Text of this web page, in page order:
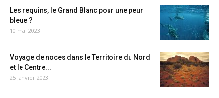
Les requins, le Grand Blanc pour une peur
bleue ?
10 mai 2023
Voyage de noces dans le Territoire du Nord
et le Centre...
25 janvier 2023